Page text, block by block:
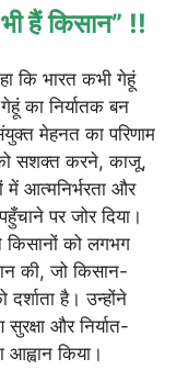
भी हैं किसान” !!
कि भारत कभी गेहूं
का निर्यातक बन
मेहनत का परिणाम
सशक्त करने, काजू,
आत्मनिर्भरता और
पर जोर दिया।
किसानों को लगभग
की, जो किसान-
है। उन्होंने
और निर्यात-
किया।